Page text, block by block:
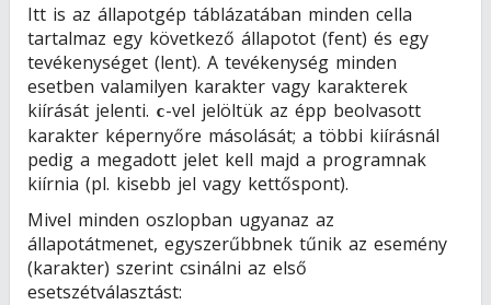
Itt is az állapotgép táblázatában minden cella
tartalmaz egy következő állapotot (fent) és egy
tevékenységet (lent). A tevékenység minden
esetben valamilyen karakter vagy karakterek
kiírását jelenti. c-vel jelöltük az épp beolvasott
karakter képernyőre másolását; a többi kiírásnál
pedig a megadott jelet kell majd a programnak
kiírnia (pl. kisebb jel vagy kettőspont).
Mivel minden oszlopban ugyanaz az
állapotátmenet, egyszerűbbnek tűnik az esemény
(karakter) szerint csinálni az első
esetszétválasztást: